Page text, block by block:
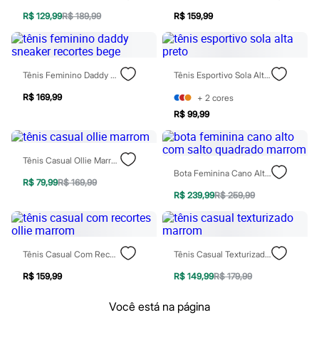
Naruto
Patrulha Canina
Sonic
Stitch
Beleza
Kits
Perfumes árabes
Novidades
Condicionador
Escovas e Pentes
Finalizadores
Tratamento
Hidratante
Protetor solar
Tratamento
Cuidados com o rosto
Esfoliante
Hidratante
Protetor solar
R$ 129,99R$ 189,99 R$ 159,99
Tênis Feminino Daddy Sneaker Recortes Bege
R$ 169,99
Tênis Esportivo Sola Alta Preto
+ 2 cores
R$ 99,99
Tênis Casual Ollie Marrom
R$ 79,99R$ 169,99
Bota Feminina Cano Alto Com Salto Quadrado Marrom
R$ 239,99R$ 259,99
Tênis Casual Com Recortes Ollie Marrom
R$ 159,99
Tênis Casual Texturizado Marrom
R$ 149,99R$ 179,99
Você está na página